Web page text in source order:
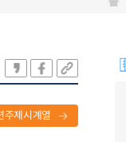
주제시계열